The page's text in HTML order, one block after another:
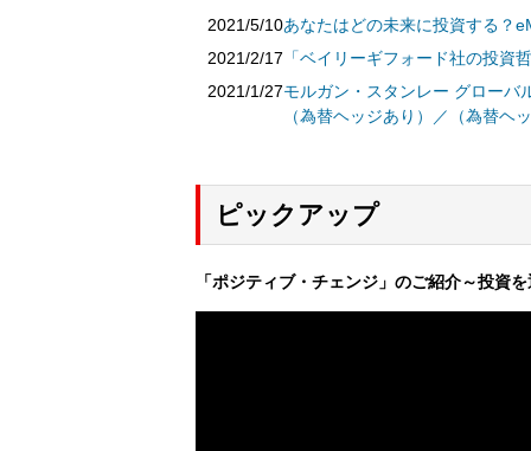
2021/5/10あなたはどの未来に投資する？
2021/2/17 「ベイリーギフォード社の投資
2021/1/27モルガン・スタンレー グローバ
（為替ヘッジあり）／（為替ヘ
ピックアップ
「ポジティブ・チェンジ」のご紹介～投資